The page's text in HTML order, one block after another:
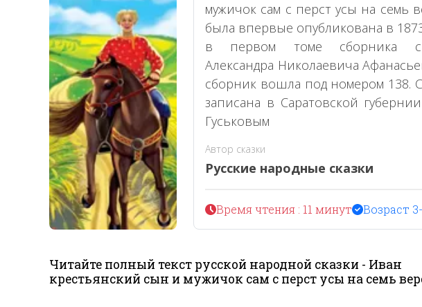
мужичок сам с перст усы на семь
была впервые опубликована в
в первом томе сборника
Александра Николаевича
сборник вошла под номером 138.
записана в Саратовской
Гуськовым
Автор сказки
Русские народные сказки
Время чтения : 11 минут Возраст
Читайте полный текст русской народной сказки - Иван
крестьянский сын и мужичок сам с перст усы на семь